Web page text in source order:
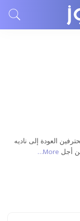
العودة إلى ناديه
أجل More…